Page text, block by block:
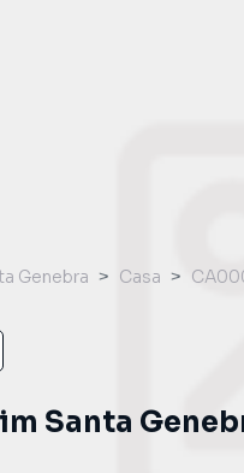
Genebra Casa
Santa